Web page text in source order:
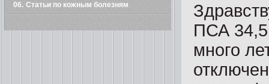
ПСА
много
06 Статьи по кожным болезням